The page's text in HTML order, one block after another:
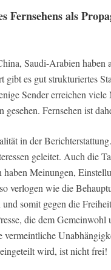
Fernsehens als
Saudi-Arabien haben
gibt es gut strukturiertes
Sender erreichen
Fernsehen ist
in der
geleitet. Auch die
haben Meinungen,
verlogen wie die
somit gegen die
die dem
wird, ist nicht frei!